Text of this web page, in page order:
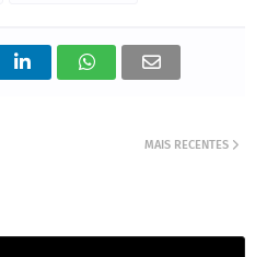
MAIS RECENTES